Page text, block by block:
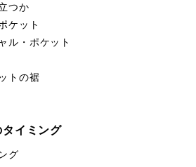
つか
ケット
ル・ポケット
トの裾
イミング
グ